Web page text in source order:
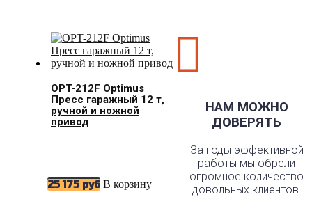
OPT-212F Optimus
Пресс гаражный 12 т,
ручной и ножной
привод
25 175 руб В корзину

НАМ МОЖНО
ДОВЕРЯТЬ
За годы эффективной
работы мы обрели
огромное количество
довольных клиентов.